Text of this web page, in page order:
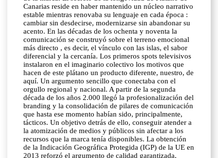
Canarias reside en haber mantenido un núcleo narrativo
estable mientras renovaba su lenguaje en cada época :
cambiar sin desdecirse, modernizarse sin abandonar su
acento. En las décadas de los ochenta y noventa la
comunicación se construyó sobre el terreno emocional
más directo , es decir, el vínculo con las islas, el sabor
diferencial y la cercanía. Los primeros spots televisivos
instalaron en el imaginario colectivo los motivos que
hacen de este plátano un producto diferente, nuestro, de
aquí. Un argumento sencillo que conectaba con el
orgullo regional y nacional. A partir de la segunda
década de los años 2.000 llegó la profesionalización del
branding y la consolidación de pilares de comunicación
que hasta ese momento habían sido, principalmente,
tácticos. Un objetivo detrás de ello, conseguir atender a
la atomización de medios y públicos sin afectar a los
recursos que la marca tenía disponibles. La obtención
de la Indicación Geográfica Protegida (IGP) de la UE en
2013 reforzó el argumento de calidad garantizada,